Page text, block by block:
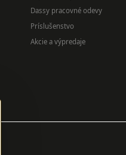
Dassy pracovné odevy
Príslušenstvo
Akcie a výpredaje